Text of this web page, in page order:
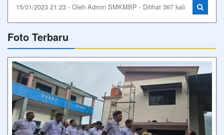
15/01/2023 21:23 - Oleh Admin SMKMBP - Dilihat 367 kali
Foto Terbaru